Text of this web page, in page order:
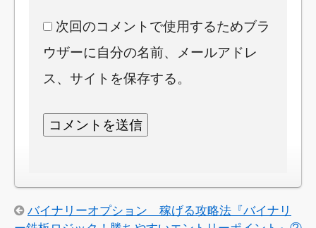
次回のコメントで使用するためブラ
ウザーに自分の名前、メールアドレ
ス、サイトを保存する。
バイナリーオプション 稼げる攻略法『バイナリ